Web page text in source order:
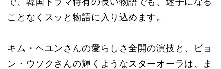
ことなくスッと物語に入り込めます。
キム・ヘユンさんの愛らしさ全開の演技と、ビョ
ン・ウソクさんの輝くようなスターオーラは、ま